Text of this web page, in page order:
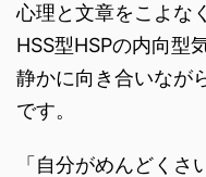
心理と文章をこよな
HSS型HSPの内向型
静かに向き合いなが
です。
「自分がめんどくさ